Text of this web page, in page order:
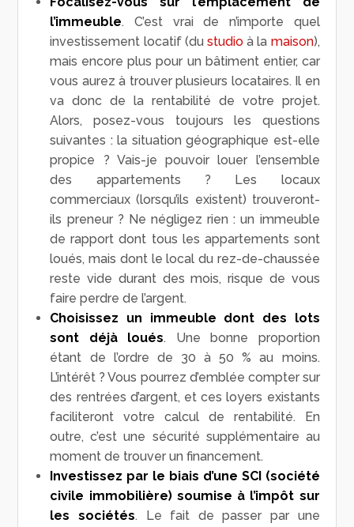
l’immeuble. C’est vrai de n’importe quel
investissement locatif (du studio à la maison),
mais encore plus pour un bâtiment entier, car
vous aurez à trouver plusieurs locataires. Il en
va donc de la rentabilité de votre projet.
Alors, posez-vous toujours les questions
suivantes : la situation géographique est-elle
propice ? Vais-je pouvoir louer l’ensemble
des appartements ? Les locaux
commerciaux (lorsqu’ils existent) trouveront-
ils preneur ? Ne négligez rien : un immeuble
de rapport dont tous les appartements sont
loués, mais dont le local du rez-de-chaussée
reste vide durant des mois, risque de vous
faire perdre de l’argent.
Choisissez un immeuble dont des lots
sont déjà loués. Une bonne proportion
étant de l’ordre de 30 à 50 % au moins.
L’intérêt ? Vous pourrez d’emblée compter sur
des rentrées d’argent, et ces loyers existants
faciliteront votre calcul de rentabilité. En
outre, c’est une sécurité supplémentaire au
moment de trouver un financement.
Investissez par le biais d’une SCI (société
civile immobilière) soumise à l’impôt sur
les sociétés. Le fait de passer par une